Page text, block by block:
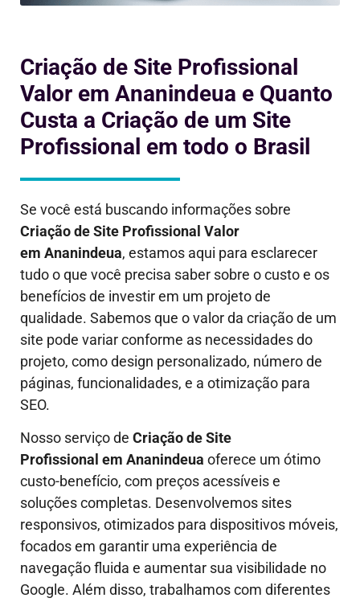
Criação de Site Profissional
Valor em Ananindeua e Quanto
Custa a Criação de um Site
Profissional em todo o Brasil
Se você está buscando informações sobre
Criação de Site Profissional Valor
em Ananindeua, estamos aqui para esclarecer
tudo o que você precisa saber sobre o custo e os
benefícios de investir em um projeto de
qualidade. Sabemos que o valor da criação de um
site pode variar conforme as necessidades do
projeto, como design personalizado, número de
páginas, funcionalidades, e a otimização para
SEO.
Nosso serviço de Criação de Site
Profissional em Ananindeua oferece um ótimo
custo-benefício, com preços acessíveis e
soluções completas. Desenvolvemos sites
responsivos, otimizados para dispositivos móveis,
focados em garantir uma experiência de
navegação fluida e aumentar sua visibilidade no
Google. Além disso, trabalhamos com diferentes